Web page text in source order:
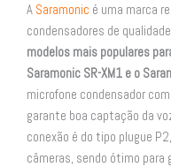
A Saramonic é uma marca
condensadores de
modelos mais populares
Saramonic SR-XM1 e o
microfone condensador
garante boa captação da
conexão é do tipo plugue
câmeras, sendo ótimo para